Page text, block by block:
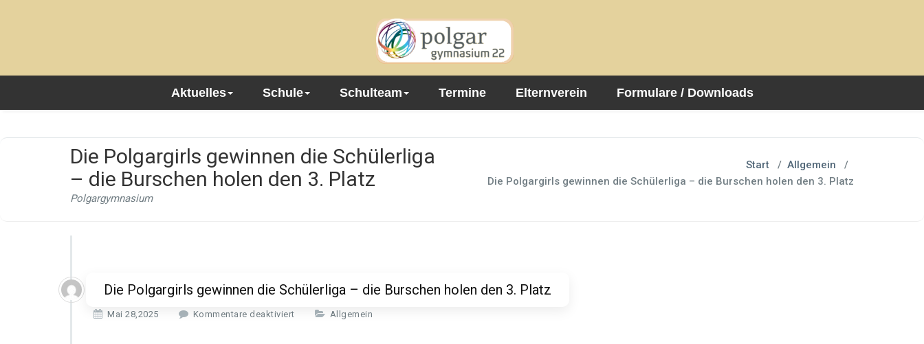
Aktuelles Schule Schulteam Termine Elternverein Formulare / Downloads
Die Polgargirls gewinnen die Schülerliga
– die Burschen holen den 3. Platz
Polgargymnasium
Start / Allgemein /
Die Polgargirls gewinnen die Schülerliga – die Burschen holen den 3. Platz
Die Polgargirls gewinnen die Schülerliga – die Burschen holen den 3. Platz
Mai 28,2025 Kommentare deaktiviert Allgemein